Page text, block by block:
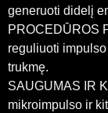
generuoti didelį
PROCEDŪROS
reguliuoti
trukmę.
SAUGUMAS IR
mikroimpulso ir